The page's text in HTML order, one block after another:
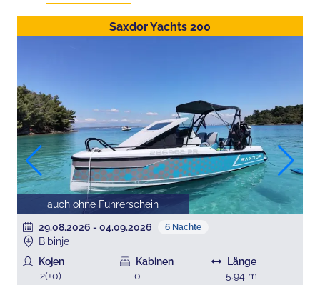
Saxdor Yachts 200
auch ohne Führerschein
29.08.2026 - 04.09.2026 6 Nächte
Bibinje
Kojen
2(+0)
Kabinen
0
Länge
5.94 m